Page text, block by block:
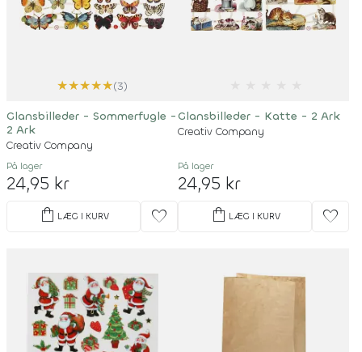
★★★★★(3)
Glansbilleder - Sommerfugle -
2 Ark
Creativ Company
På lager
24,95 kr
shopping_bag LÆG I KURV favorite
Glansbilleder - Katte - 2 Ark
Creativ Company
På lager
24,95 kr
shopping_bag LÆG I KURV favorite